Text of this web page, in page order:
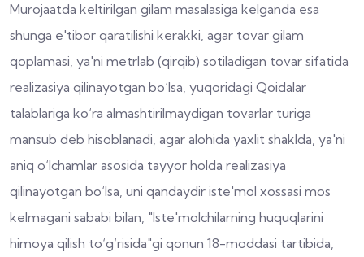
Murojaatda keltirilgan gilam masalasiga kelganda esa
shunga e'tibor qaratilishi kerakki, agar tovar gilam
qoplamasi, ya'ni metrlab (qirqib) sotiladigan tovar sifatida
realizasiya qilinayotgan bo‘lsa, yuqoridagi Qoidalar
talablariga ko‘ra almashtirilmaydigan tovarlar turiga
mansub deb hisoblanadi, agar alohida yaxlit shaklda, ya'ni
aniq o‘lchamlar asosida tayyor holda realizasiya
qilinayotgan bo‘lsa, uni qandaydir iste'mol xossasi mos
kelmagani sababi bilan, "Iste'molchilarning huquqlarini
himoya qilish to‘g‘risida"gi qonun 18-moddasi tartibida,